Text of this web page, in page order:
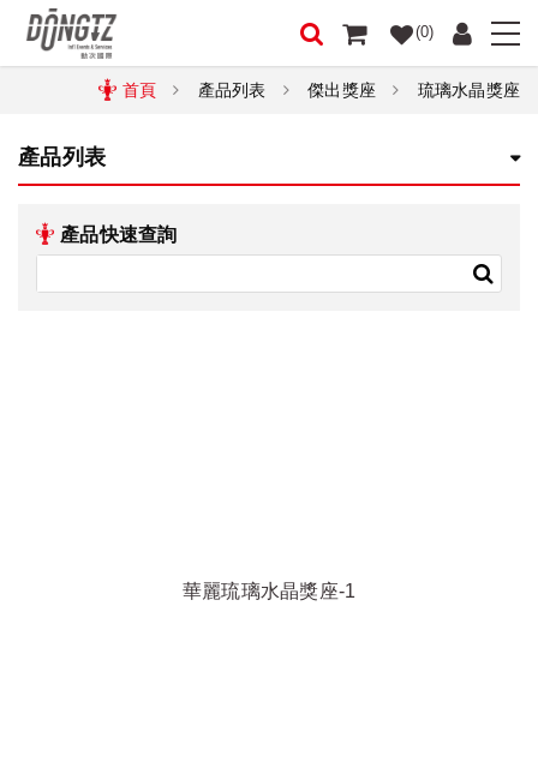
(0)
首頁 產品列表 傑出獎座 琉璃水晶獎座
產品列表
產品快速查詢